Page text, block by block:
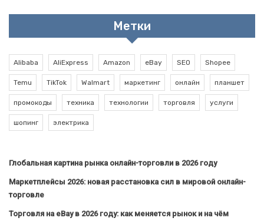
Метки
Alibaba AliExpress Amazon eBay SEO Shopee
Temu TikTok Walmart маркетинг онлайн планшет
промокоды техника технологии торговля услуги
шопинг электрика
Глобальная картина рынка онлайн-торговли в 2026 году
Маркетплейсы 2026: новая расстановка сил в мировой онлайн-
торговле
Торговля на eBay в 2026 году: как меняется рынок и на чём